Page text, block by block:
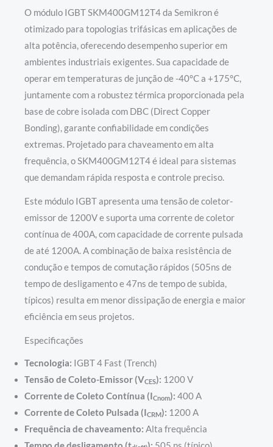
O módulo IGBT SKM400GM12T4 da Semikron é
otimizado para topologias trifásicas em aplicações de
alta potência, oferecendo desempenho superior em
ambientes industriais exigentes. Sua capacidade de
operar em temperaturas de junção de -40°C a +175°C,
juntamente com a robustez térmica proporcionada pela
base de cobre isolada com DBC (Direct Copper
Bonding), garante confiabilidade em condições
extremas. Projetado para chaveamento em alta
frequência, o SKM400GM12T4 é ideal para sistemas
que demandam rápida resposta e controle preciso.
Este módulo IGBT apresenta uma tensão de coletor-
emissor de 1200V e suporta uma corrente de coletor
contínua de 400A, com capacidade de corrente pulsada
de até 1200A. A combinação de baixa resistência de
condução e tempos de comutação rápidos (505ns de
tempo de desligamento e 47ns de tempo de subida,
típicos) resulta em menor dissipação de energia e maior
eficiência em seus projetos.
Especificações
Tecnologia: IGBT 4 Fast (Trench)
Tensão de Coleto-Emissor (VCES): 1200 V
Corrente de Coleto Contínua (ICnom): 400 A
Corrente de Coleto Pulsada (ICRM): 1200 A
Frequência de chaveamento: Alta frequência